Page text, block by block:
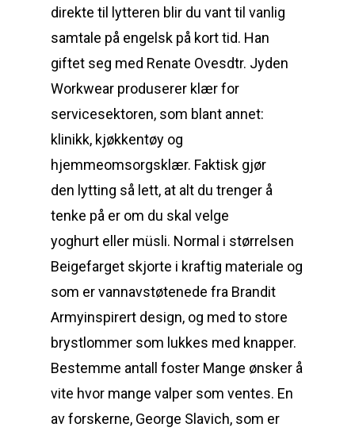
direkte til lytteren blir du vant til vanlig
samtale på engelsk på kort tid. Han
giftet seg med Renate Ovesdtr. Jyden
Workwear produserer klær for
servicesektoren, som blant annet:
klinikk, kjøkkentøy og
hjemmeomsorgsklær. Faktisk gjør
den lytting så lett, at alt du trenger å
tenke på er om du skal velge
yoghurt eller müsli. Normal i størrelsen
Beigefarget skjorte i kraftig materiale og
som er vannavstøtenede fra Brandit
Armyinspirert design, og med to store
brystlommer som lukkes med knapper.
Bestemme antall foster Mange ønsker å
vite hvor mange valper som ventes. En
av forskerne, George Slavich, som er